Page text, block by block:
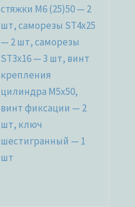
стяжки М6 (25)50 — 2
шт, саморезы ST4x25
— 2 шт, саморезы
ST3x16 — 3 шт, винт
крепления
цилиндра M5x50,
винт фиксации — 2
шт, ключ
шестигранный — 1
шт